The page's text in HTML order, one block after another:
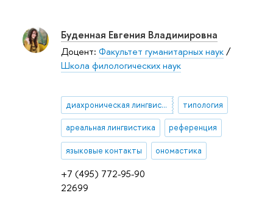
+7 (495) 772-95-90
22699
Буденная Евгения Владимировна
Доцент: Факультет гуманитарных наук/
Школа филологических наук
диахроническая лингвистика типология
ареальная лингвистика референция
языковые контакты ономастика